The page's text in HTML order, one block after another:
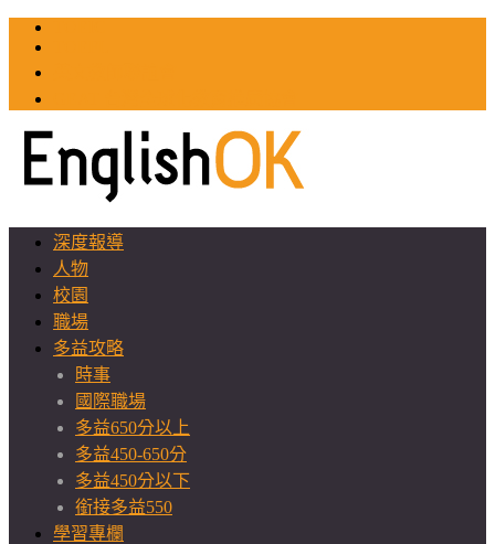
深度報導
人物
校園
職場
多益攻略
時事
國際職場
多益650分以上
多益450-650分
多益450分以下
銜接多益550
學習專欄